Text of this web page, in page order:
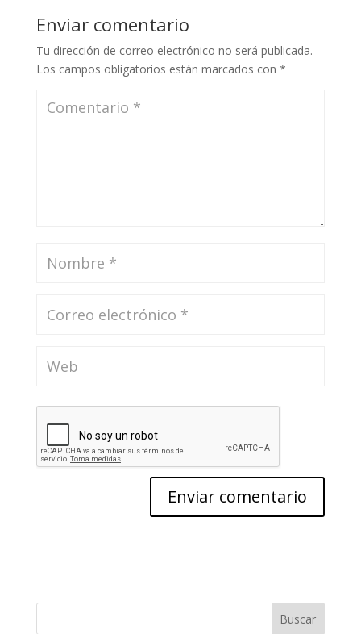
Enviar comentario
Tu dirección de correo electrónico no será publicada.
Los campos obligatorios están marcados con *